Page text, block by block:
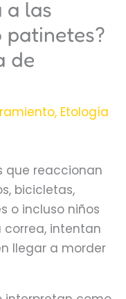
a las
patinetes?
de
, Etología
que reaccionan
bicicletas,
o incluso niños
correa, intentan
llegar a morder